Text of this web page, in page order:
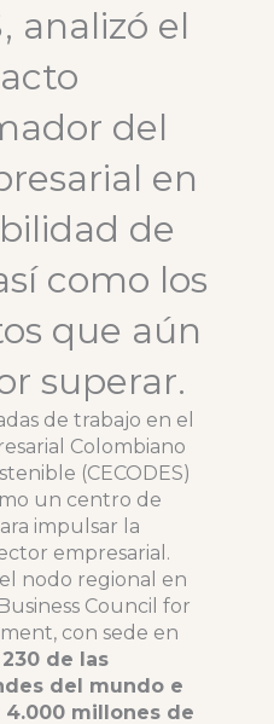
analizó el
del
en
de
como los
que aún
superar.
de trabajo en el
Colombiano
(CECODES)
un centro de
impulsar la
empresarial.
nodo regional en
Council for
con sede en
de las
del mundo e
millones de